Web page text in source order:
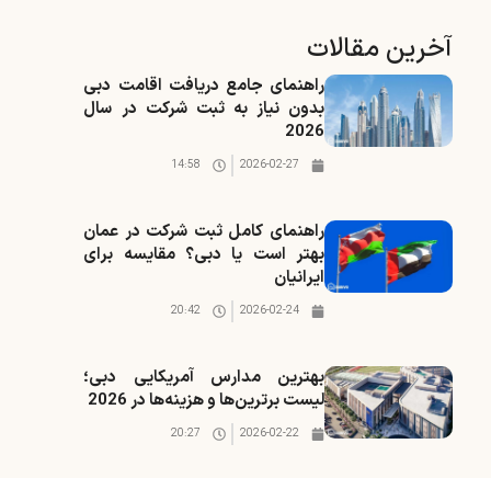
آخرین مقالات
راهنمای جامع دریافت اقامت دبی
بدون نیاز به ثبت شرکت در سال
2026
2026-02-27
14:58
راهنمای کامل ثبت شرکت در عمان
بهتر است یا دبی؟ مقایسه برای
ایرانیان
2026-02-24
20:42
بهترین مدارس آمریکایی دبی؛
لیست برترین‌ها و هزینه‌ها در 2026
2026-02-22
20:27